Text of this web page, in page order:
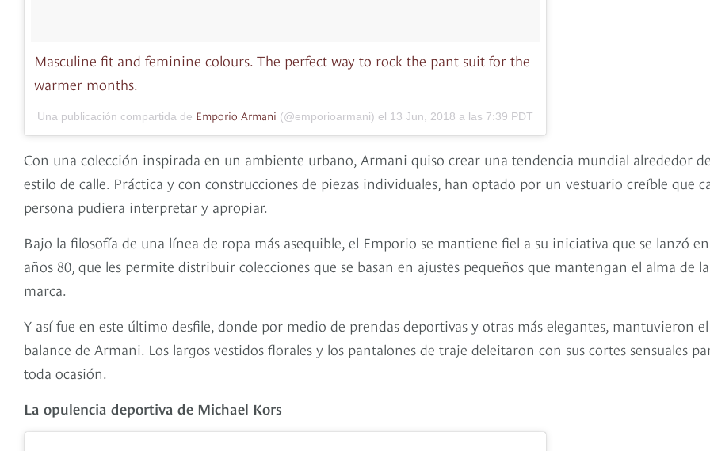
Masculine fit and feminine colours. The perfect way to rock the pant suit for the
warmer months.
Una publicación compartida de Emporio Armani (@emporioarmani) el 13 Jun, 2018 a las 7:39 PDT
Con una colección inspirada en un ambiente urbano, Armani quiso crear una tendencia mundial alrededor
estilo de calle. Práctica y con construcciones de piezas individuales, han optado por un vestuario creíble que
persona pudiera interpretar y apropiar.
Bajo la filosofía de una línea de ropa más asequible, el Emporio se mantiene fiel a su iniciativa que se lanzó
años 80, que les permite distribuir colecciones que se basan en ajustes pequeños que mantengan el alma de la
marca.
Y así fue en este último desfile, donde por medio de prendas deportivas y otras más elegantes, mantuvieron el
balance de Armani. Los largos vestidos florales y los pantalones de traje deleitaron con sus cortes sensuales
toda ocasión.
La opulencia deportiva de Michael Kors